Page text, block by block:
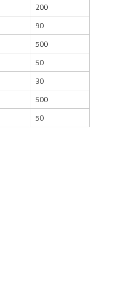
200
90
500
50
30
500
50